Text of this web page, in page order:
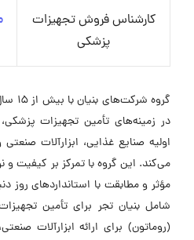
کارشناس فروش تجهیزات
پزشکی
در زمینه‌های تأمین تجهیزات
اولیه صنایع غذایی، ابزارآلات
می‌کند. این گروه با تمرکز بر کیفیت و
مؤثر و مطابقت با استانداردهای
شامل بنیان تجر برای تأمین
(روماتون) برای ارائه ابزارآلات